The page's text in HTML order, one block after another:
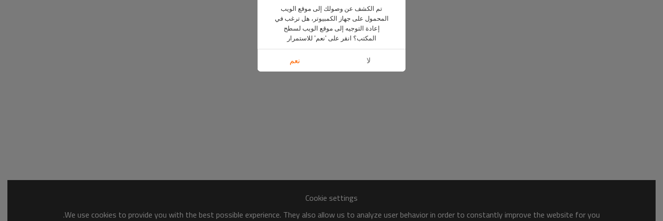
Cookie settings
We use cookies to provide you with the best possible experience. They also allow us to analyze user behavior in order to constantly improve the website for you.
تم الكشف عن وصولك إلى موقع الويب
المحمول على جهاز الكمبيوتر، هل ترغب في
إعادة التوجيه إلى موقع الويب لسطح
المكتب؟ انقر على 'نعم' للاستمرار
لا نعم